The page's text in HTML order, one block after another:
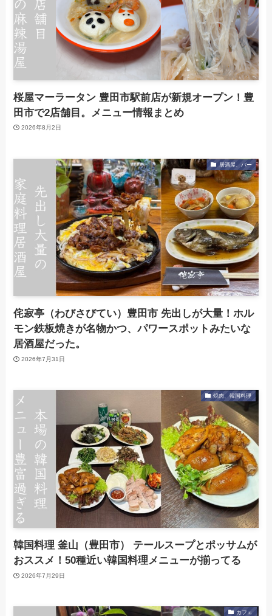
桜屋マーラータン 豊田市駅前店が新規オープン！豊
田市で2店舗目。メニュー情報まとめ
2026年8月2日
居酒屋、バー
侘寂亭（わびさびてい）豊田市 先出しが大量！ホル
モン鉄板焼きが名物かつ、パワースポットみたいな
居酒屋だった。
2026年7月31日
焼肉、韓国料理
韓国料理 釜山（豊田市） テールスープとポッサムが
おススメ！50種近い韓国料理メニューが揃ってる
2026年7月29日
カフェ